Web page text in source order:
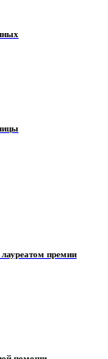
премии